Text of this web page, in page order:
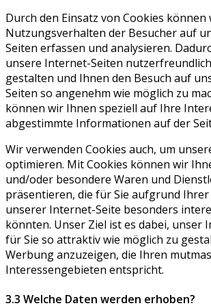
Durch den Einsatz von Cookies können
Nutzungsverhalten der Besucher auf
Seiten erfassen und analysieren.
unsere Internet-Seiten
gestalten und Ihnen den Besuch auf
Seiten so angenehm wie möglich zu
können wir Ihnen speziell auf Ihre
abgestimmte Informationen auf der
Wir verwenden Cookies auch, um
optimieren. Mit Cookies können wir
und/oder besondere Waren und
präsentieren, die für Sie aufgrund
unserer Internet-Seite besonders
könnten. Unser Ziel ist es dabei, unser
für Sie so attraktiv wie möglich zu
Werbung anzuzeigen, die Ihren
Interessengebieten entspricht.
3.3 Welche Daten werden erhoben?